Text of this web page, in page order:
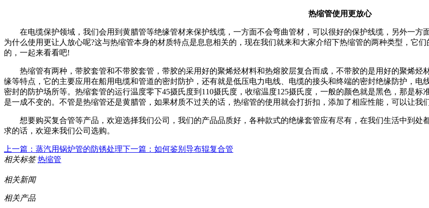
热缩管使用更放心
在电缆保护领域，我们会用到黄腊管等绝缘管材来保护线缆，一方面不会弯曲管材，可以很好的保护线缆，另外一方
为什么使用更让人放心呢?这与热缩管本身的材质特点是息息相关的，现在我们就来和大家介绍下热缩管的两种类型，它
的，一起来看看吧!
热缩管有两种，带胶套管和不带胶套管，带胶的采用好的聚烯烃材料和热熔胶层复合而成，不带胶的是用好的聚烯烃
缘等特点，它的主要应用在船用电缆和管道的密封防护，还有就是低压电力电线、电缆的接头和终端的密封绝缘防护，
密封的防护场所等。热缩套管的运行温度零下45摄氏度到110摄氏度，收缩温度125摄氏度，一般的颜色就是黑色，那是
是一成不变的。不管是热缩管还是黄腊管，如果材质不过关的话，热缩管的使用就会打折扣，添加了相应性能，可以让我
想要购买复合管等产品，欢迎选择我们公司，我们的产品品质好，各种款式的绝缘套管应有尽有，在我们生活中到处
求的话，欢迎来我们公司选购。
上一篇：蒸汽用锅炉管的防锈处理下一篇：如何鉴别导布辊复合管
相关标签 热缩管
相关新闻
相关产品